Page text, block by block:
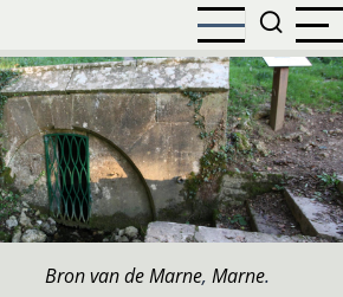
Bron van de Marne, Marne.